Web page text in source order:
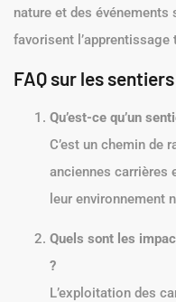
nature et des
favorisent
FAQ sur les
Qu’est-ce qu’un
C’est un chemin de
anciennes carrières
leur environnement
Quels sont les
?
L’exploitation des